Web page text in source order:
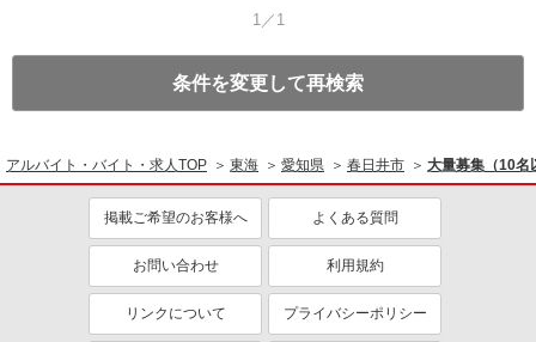
1／1
条件を変更して再検索
アルバイト・バイト・求人TOP 東海 愛知県 春日井市 大量募集（10名
掲載ご希望のお客様へ よくある質問
お問い合わせ 利用規約
リンクについて プライバシーポリシー